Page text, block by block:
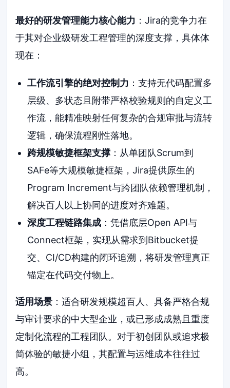
最好的研发管理能力核心能力 ：Jira的竞争力在
于其对企业级研发工程管理的深度支撑，具体体
现在：
工作流引擎的绝对控制力 ：支持无代码配置多
层级、多状态且附带严格校验规则的自定义工
作流，能精准映射任何复杂的合规审批与流转
逻辑，确保流程刚性落地。
跨规模敏捷框架支撑：从单团队Scrum到
SAFe等大规模敏捷框架，Jira提供原生的
Program Increment与跨团队依赖管理机制，
解决百人以上协同的进度对齐难题。
深度工程链路集成：凭借底层Open API与
Connect框架，实现从需求到Bitbucket提
交、CI/CD构建的闭环追溯，将研发管理真正
锚定在代码交付物上。
适用场景 ：适合研发规模超百人、具备严格合规
与审计要求的中大型企业，或已形成成熟且重度
定制化流程的工程团队。对于初创团队或追求极
简体验的敏捷小组，其配置与运维成本往往过
高。